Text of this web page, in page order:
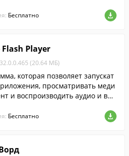
Бесплатно
Flash Player
(20.64 МБ)
которая позволяет запускат
просматривать меди
и воспроизводить аудио и вид
Бесплатно